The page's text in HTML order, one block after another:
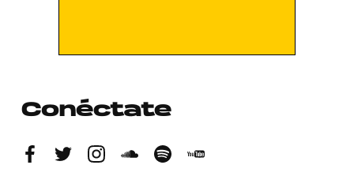
Conéctate